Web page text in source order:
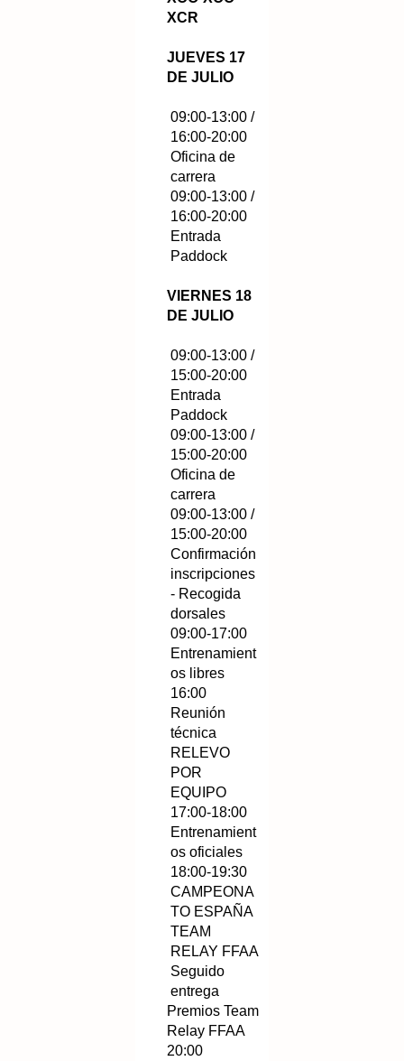
XCR
JUEVES 17
DE JULIO
09:00-13:00 /
16:00-20:00
Oficina de
carrera
09:00-13:00 /
16:00-20:00
Entrada
Paddock
VIERNES 18
DE JULIO
09:00-13:00 /
15:00-20:00
Entrada
Paddock
09:00-13:00 /
15:00-20:00
Oficina de
carrera
09:00-13:00 /
15:00-20:00
Confirmación
inscripciones
- Recogida
dorsales
09:00-17:00
Entrenamient
os libres
16:00
Reunión
técnica
RELEVO
POR
EQUIPO
17:00-18:00
Entrenamient
os oficiales
18:00-19:30
CAMPEONA
TO ESPAÑA
TEAM
RELAY FFAA
Seguido
entrega
Premios Team
Relay FFAA
20:00